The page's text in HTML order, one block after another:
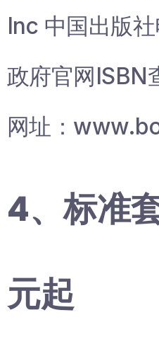
Inc 中国出版社
政府官网ISBN
网址：
4、标准
元起